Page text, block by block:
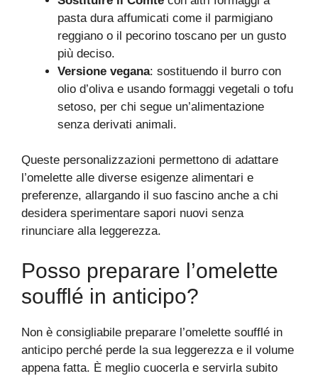
pasta dura affumicati come il parmigiano
reggiano o il pecorino toscano per un gusto
più deciso.
Versione vegana: sostituendo il burro con
olio d’oliva e usando formaggi vegetali o tofu
setoso, per chi segue un’alimentazione
senza derivati animali.
Queste personalizzazioni permettono di adattare
l’omelette alle diverse esigenze alimentari e
preferenze, allargando il suo fascino anche a chi
desidera sperimentare sapori nuovi senza
rinunciare alla leggerezza.
Posso preparare l’omelette
soufflé in anticipo?
Non è consigliabile preparare l’omelette soufflé in
anticipo perché perde la sua leggerezza e il volume
appena fatta. È meglio cuocerla e servirla subito